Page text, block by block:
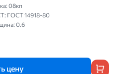
08кп
ГОСТ 14918-80
0.6
цену